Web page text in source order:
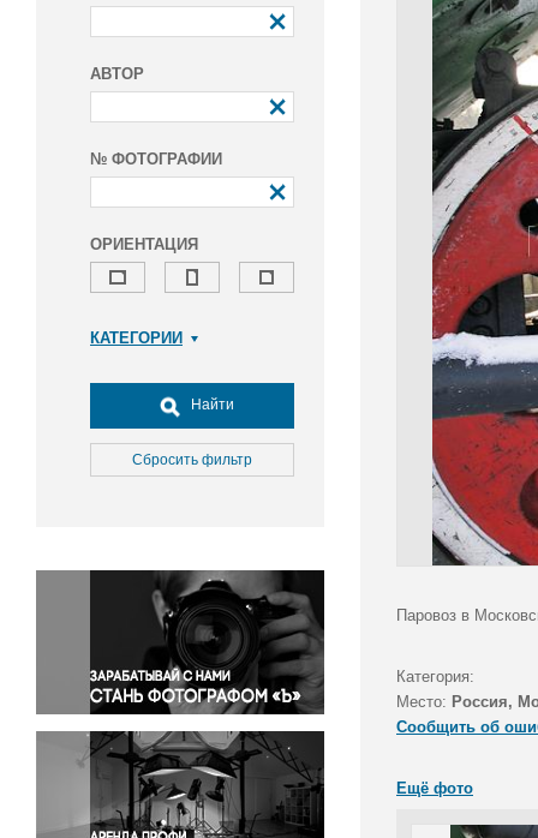
АВТОР
№ ФОТОГРАФИИ
ОРИЕНТАЦИЯ
КАТЕГОРИИ
Досуг, туризм и отдых
Культура
Медицина
Окружающая среда
Политика
Правосудие
Происшествия и конфликты
Религия
Светская жизнь
Спорт
Экология
Экономика и бизнес
Найти
Сбросить фильтр
Паровоз в
Категория:
Место: Россия,
Сообщить об
Ещё фото